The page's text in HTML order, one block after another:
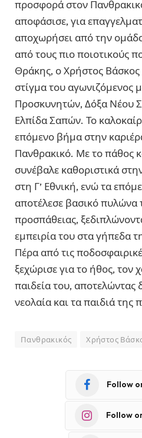
προσφορά στον
αποφάσισε, για
αποχωρήσει από την
από τους πιο ποιοτικούς
Θράκης, ο Χρήστος Βάσκος
στίγμα του αγωνιζόμενος
Προσκυνητών, Δόξα Νέου
Ελπίδα Σαπών. Το
επόμενο βήμα στην
Πανθρακικό. Με το πάθος
συνέβαλε καθοριστικά
στη Γ’ Εθνική, ενώ τα
αποτέλεσε βασικό πυλώνα
προσπάθειας,
εμπειρία του στα γήπεδα
Πέρα από τις
ξεχώρισε για το ήθος, τον
παιδεία του, αποτελώντας
νεολαία και τα παιδιά της
Πανθρακικός Χρήστος
Follow
Follow